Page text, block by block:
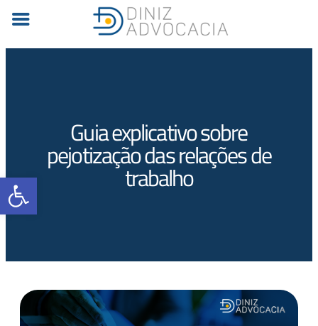
Barra de Ferramentas Aberta
Guia explicativo sobre
pejotização das relações de
trabalho